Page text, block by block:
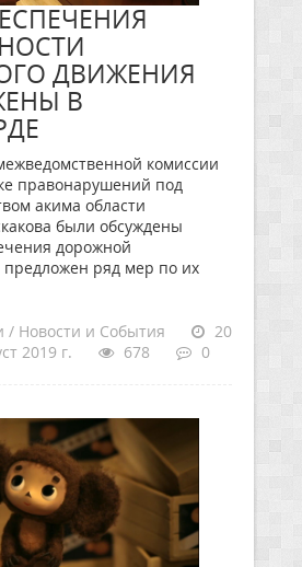
ДВИЖЕНИЯ
В
комиссии
правонарушений под
акима области
были обсуждены
дорожной
предложен ряд мер по их
/ Новости и События
20
2019 г.
678 0